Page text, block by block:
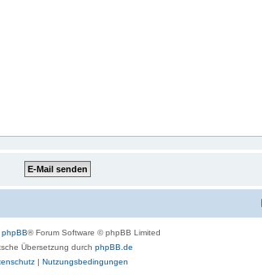
phpBB® Forum Software © phpBB Limited
Übersetzung durch phpBB.de
| Nutzungsbedingungen